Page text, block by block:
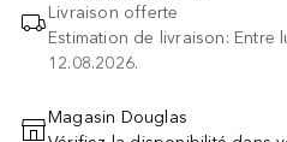
Livraison offerte
Estimation de livraison: Entre
12.08.2026.
Magasin Douglas